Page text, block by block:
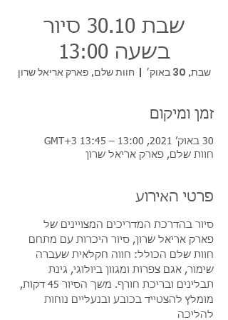
שבת 30.10 סיור
בשעה 13:00
שבת, 30 באוק׳
  |
חוות שלם, פארק אריאל שרון
זמן ומיקום
30 באוק׳ 2021, 13:00 – 13:45 GMT‎+3‎
חוות שלם, פארק אריאל שרון
פרטי האירוע
סיור בהדרכת המדריכים המצויינים של
פארק אריאל שרון, סיור היכרות עם מתחם
חוות שלם הכולל: חווה חקלאית שעברה
שימור, אגם צפרות ומגוון ביולוגי, גינת
תבלינים ובריכת חורף. משך הסיור 45 דקות,
מומלץ להצטייד בכובע ובנעליים נוחות
להליכה